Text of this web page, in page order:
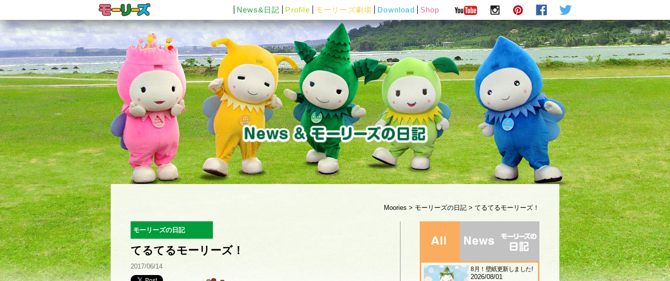
News&日記 Profile モーリーズ劇場 Download Shop
Moories > モーリーズの日記 > てるてるモーリーズ！
モーリーズの日記
てるてるモーリーズ！
2017/06/14 8月！壁紙更新しました!
2026/08/01